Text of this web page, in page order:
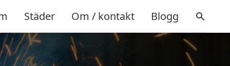
Städer Om / kontakt Blogg